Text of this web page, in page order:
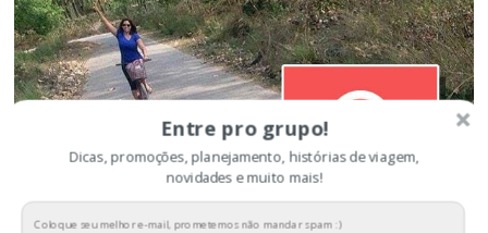
Entre pro grupo!
Dicas, promoções, planejamento, histórias de viagem,
novidades e muito mais!